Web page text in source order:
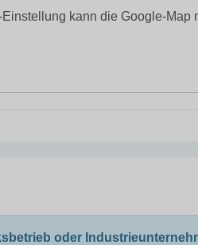
kann die Google-Map
oder